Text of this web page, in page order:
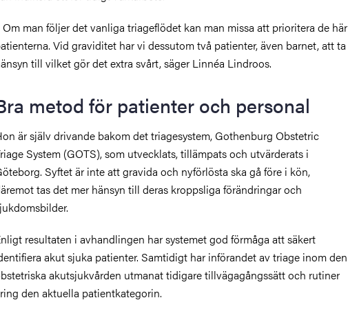
Om man följer det vanliga triageflödet kan man missa att prioritera de här
Vid graviditet har vi dessutom två patienter, även barnet, att ta
till vilket gör det extra svårt, säger Linnéa Lindroos.
metod för patienter och personal
är själv drivande bakom det triagesystem, Gothenburg Obstetric
System (GOTS), som utvecklats, tillämpats och utvärderats i
Syftet är inte att gravida och nyförlösta ska gå före i kön,
tas det mer hänsyn till deras kroppsliga förändringar och
resultaten i avhandlingen har systemet god förmåga att säkert
akut sjuka patienter. Samtidigt har införandet av triage inom den
akutsjukvården utmanat tidigare tillvägagångssätt och rutiner
den aktuella patientkategorin.